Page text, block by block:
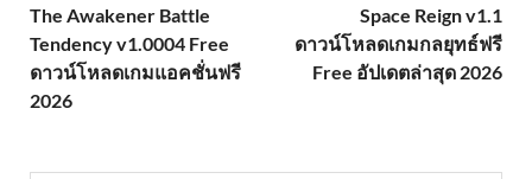
The Awakener Battle
Tendency v1.0004 Free
ดาวน์โหลดเกมแอคชั่นฟรี
2026
Space Reign v1.1
ดาวน์โหลดเกมกลยุทธ์ฟรี
Free อัปเดตล่าสุด 2026